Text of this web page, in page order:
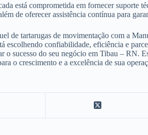
está comprometida em fornecer suporte
de oferecer assistência contínua para
de tartarugas de movimentação com a
escolhendo confiabilidade, eficiência e
o sucesso do seu negócio em Tibau – RN.
o crescimento e a excelência de sua